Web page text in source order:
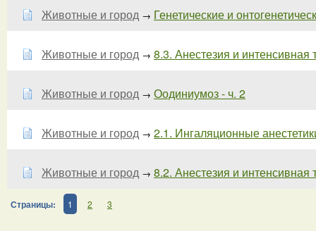
Животные и город → Генетические и
Животные и город → 8.3. Анестезия и
Животные и город → Оодиниумоз - ч. 2
Животные и город → 2.1. Ингаляционные
Животные и город → 8.2. Анестезия и интенсивная
Страницы: 1 2 3